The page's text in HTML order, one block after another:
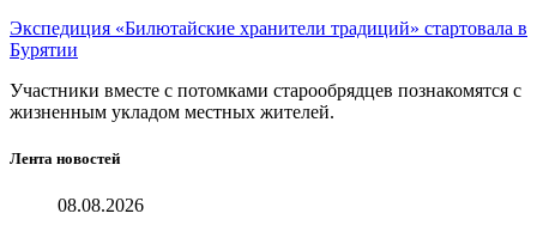
Экспедиция «Билютайские хранители традиций» стартовала в
Бурятии
Участники вместе с потомками старообрядцев познакомятся с
жизненным укладом местных жителей.
Лента новостей
08.08.2026